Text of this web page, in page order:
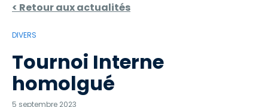
< Retour aux actualités
DIVERS
Tournoi Interne
homolgué
5 septembre 2023